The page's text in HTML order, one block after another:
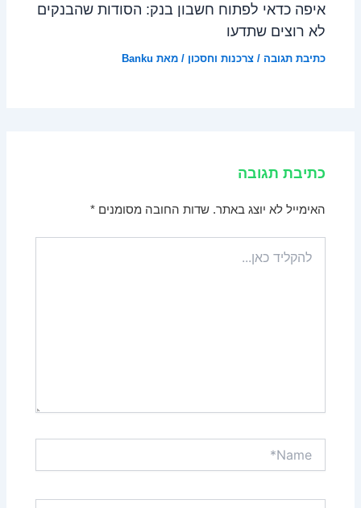
איפה כדאי לפתוח חשבון בנק: הסודות שהבנקים
לא רוצים שתדעו
כתיבת תגובה /צרכנות וחסכון / מאת Banku
כתיבת תגובה
האימייל לא יוצג באתר. שדות החובה מסומנים*
כאן...